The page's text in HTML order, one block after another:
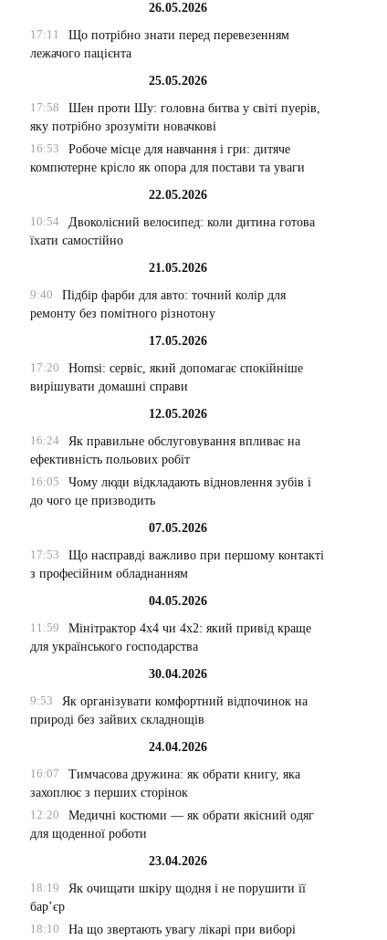
26.05.2026
17:11
Що потрібно знати перед перевезенням
лежачого пацієнта
25.05.2026
17:58
Шен проти Шу: головна битва у світі пуерів,
яку потрібно зрозуміти новачкові
16:53
Робоче місце для навчання і гри: дитяче
компютерне крісло як опора для постави та уваги
22.05.2026
10:54
Двоколісний велосипед: коли дитина готова
їхати самостійно
21.05.2026
9:40
Підбір фарби для авто: точний колір для
ремонту без помітного різнотону
17.05.2026
17:20
Homsi: сервіс, який допомагає спокійніше
вирішувати домашні справи
12.05.2026
16:24
Як правильне обслуговування впливає на
ефективність польових робіт
16:05
Чому люди відкладають відновлення зубів і
до чого це призводить
07.05.2026
17:53
Що насправді важливо при першому контакті
з професійним обладнанням
04.05.2026
11:59
Мінітрактор 4х4 чи 4х2: який привід краще
для українського господарства
30.04.2026
9:53
Як організувати комфортний відпочинок на
природі без зайвих складнощів
24.04.2026
16:07
Тимчасова дружина: як обрати книгу, яка
захоплює з перших сторінок
12:20
Медичні костюми — як обрати якісний одяг
для щоденної роботи
23.04.2026
18:19
Як очищати шкіру щодня і не порушити її
бар’єр
18:10
На що звертають увагу лікарі при виборі